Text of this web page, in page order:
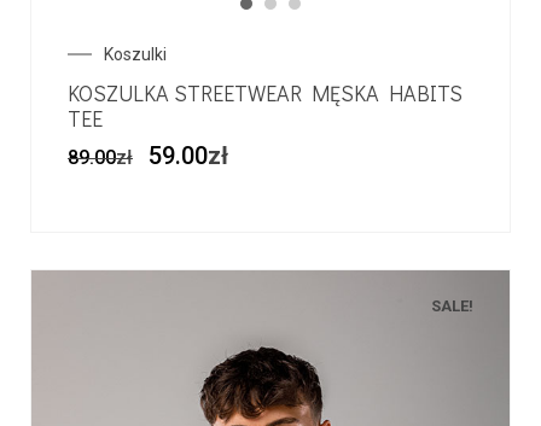
Koszulki
KOSZULKA STREETWEAR MĘSKA HABITS
TEE
89.00zł 59.00zł
SALE!